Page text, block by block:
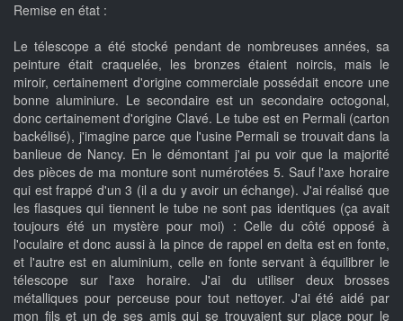
Remise en état :
Le télescope a été stocké pendant de nombreuses années, sa
peinture était craquelée, les bronzes étaient noircis, mais le
miroir, certainement d'origine commerciale possédait encore une
bonne aluminiure. Le secondaire est un secondaire octogonal,
donc certainement d'origine Clavé. Le tube est en Permali (carton
backélisé), j'imagine parce que l'usine Permali se trouvait dans la
banlieue de Nancy. En le démontant j'ai pu voir que la majorité
des pièces de ma monture sont numérotées 5. Sauf l'axe horaire
qui est frappé d'un 3 (il a du y avoir un échange). J'ai réalisé que
les flasques qui tiennent le tube ne sont pas identiques (ça avait
toujours été un mystère pour moi) : Celle du côté opposé à
l'oculaire et donc aussi à la pince de rappel en delta est en fonte,
et l'autre est en aluminium, celle en fonte servant à équilibrer le
télescope sur l'axe horaire. J'ai du utiliser deux brosses
métalliques pour perceuse pour tout nettoyer. J'ai été aidé par
mon fils et un de ses amis qui se trouvaient sur place pour le